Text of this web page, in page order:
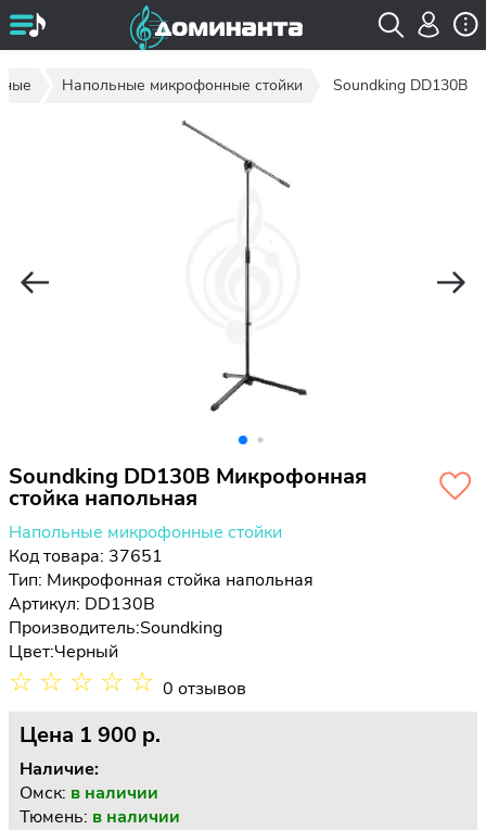
Напольные микрофонные стойки Soundking DD130B
Soundking DD130B Микрофонная
стойка напольная
Напольные микрофонные стойки
Код товара: 37651
Тип: Микрофонная стойка напольная
Артикул: DD130B
Производитель:Soundking
Цвет:Черный
☆ ☆ ☆ ☆ ☆ 0 отзывов
Цена 1 900 p.
Наличие:
Омск: в наличии
Тюмень: в наличии